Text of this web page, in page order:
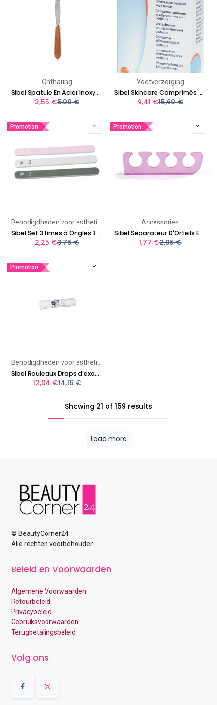
Ontharing
Sibel Spatule En Acier Inoxydable Pour Le Visage 23 cm
3,55 €5,90€
Voetverzorging
Sibel Skincare Comprimés Apaisants Et Effervescents Pour Pédicure
9,41 €15,69€
Promotion
Sibel Set 3 Limes à Ongles 3 Step
2,25 €3,75€
Promotion
Accessories
Sibel Séparateur D'Orteils En Silicone
1,77 €2,95€
Promotion
Sibel Rouleaux Draps d'examen 50x38cm x 150pcs
12,04 €14,16€
Showing 21 of 159 results
Load more
© BeautyCorner24
Alle rechten voorbehouden.
Beleid en Voorwaarden
Algemene Voorwaarden
Retourbeleid
Privacybeleid
Gebruiksvoorwaarden
Terugbetalingsbeleid
Volg ons